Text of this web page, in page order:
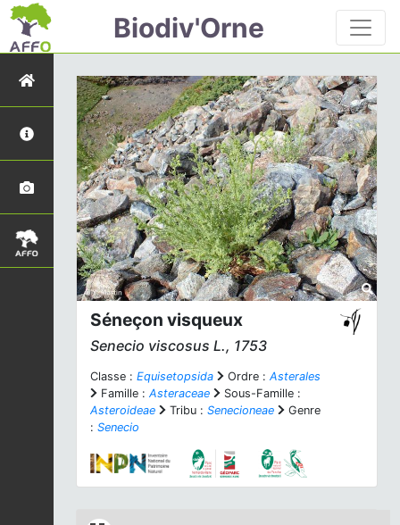
Biodiv'Orne
Séneçon visqueux
Senecio viscosus L., 1753
Classe : Equisetopsida Ordre : Asterales
Famille : Asteraceae
Sous-Famille :
Asteroideae
Tribu : Senecioneae
Genre
: Senecio